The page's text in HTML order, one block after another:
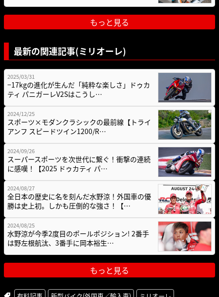
もっと見る
最新の関連記事(ミリオーレ)
2025/03/31
−17kgの進化が生んだ「純粋な楽しさ」ドゥカ
ティ パニガーレV2Sはこうし…
2024/12/25
スポーツ×モダンクラシックの最前線【トライ
アンフ スピードツイン1200/R…
2024/09/26
スーパースポーツを次世代に繋ぐ！衝撃の連続
に感嘆！【2025 ドゥカティ パ…
2024/08/27
全日本の歴史に名を刻んだ水野涼！外国車の優
勝は史上初。しかも圧倒的な強さ！【…
2024/08/25
水野涼が今季2度目のポールポジション! 2番手
は野左根航汰、3番手に岡本裕生…
もっと見る